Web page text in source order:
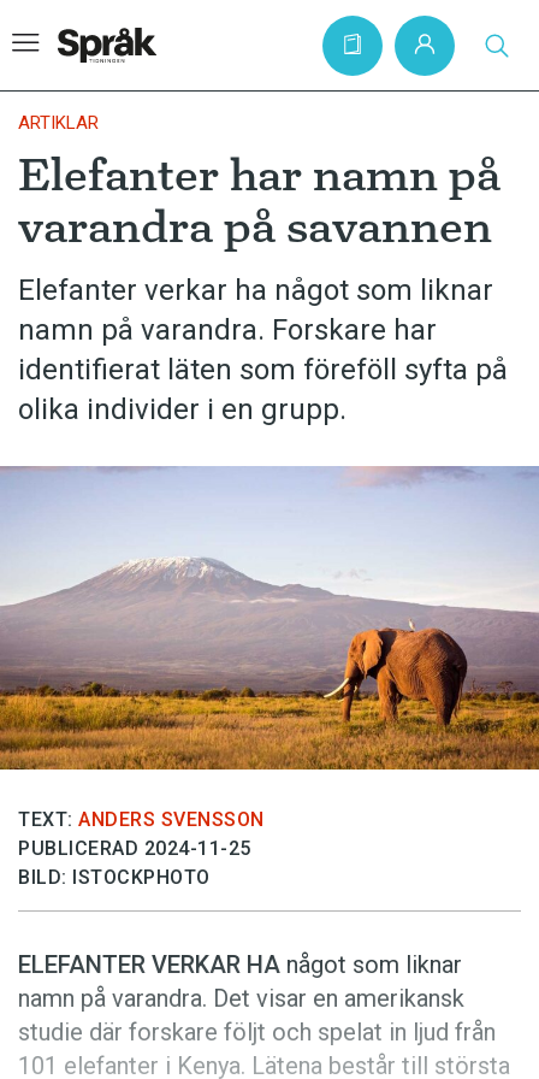
Hem
Artiklar
Krönikor
Språkfrågor
Skrivtips
Bokrecensioner
Kviss
Föreslå nyord
Prenumerera
Läs Språktidningen digitalt
Press
ARTIKLAR
Elefanter har namn på
varandra på savannen
Elefanter verkar ha något som liknar
namn på varandra. Forskare har
identifierat läten som föreföll syfta på
olika individer i en grupp.
TEXT: ANDERS SVENSSON
PUBLICERAD 2024-11-25
BILD: ISTOCKPHOTO
ELEFANTER VERKAR HA något som liknar
namn på varandra. Det visar en amerikansk
studie där forskare följt och spelat in ljud från
101 elefanter i Kenya. Lätena består till största